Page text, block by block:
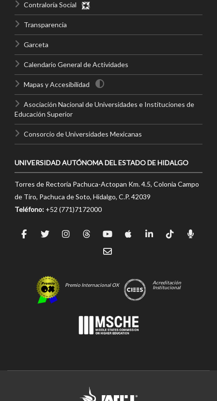
Contraloría Social
Transparencia
Garceta
Calendario General de Actividades
Mapas y Accesibilidad
Asociación Nacional de Universidades e Instituciones de
Educación Superior
Consorcio de Universidades Mexicanas
UNIVERSIDAD AUTÓNOMA DEL ESTADO DE HIDALGO
Torres de Rectoría Pachuca-Actopan Km. 4.5, Colonia Campo
de Tiro, Pachuca de Soto, Hidalgo, C.P. 42039
Teléfono: +52 (771)7172000
Premio Internacional OX
Acreditación
Institucional